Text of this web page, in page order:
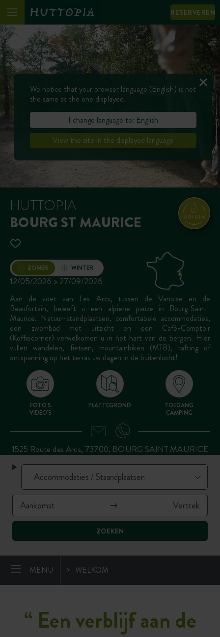
RESERVEREN
ZOEKEN
HUTTOPIA
BOURG ST MAURICE
Opening
12/05/2026 > 27/09/2026
WINTER
ZOMER
Aan de voet van Les Arcs, tussen de Vanoise en de
Beaufortain, beleeft u een alpiene pauze in Bourg-Saint-
Maurice. Natuur-standplaatsen, comfortabele accommodaties,
een zwembad met uitzicht en een Café-Comptoir
(Koffiecorner) verwelkomen u in het hart van de bergen. Hier
vullen wandelen, fietsen, mountainbiken (MTB), rafting of
ontspanning op het terras uw dagen in de buitenlucht!
FOTO'S
VIDEO'S
PLATTEGROND
TOEGANG
CAMPING
1525 Route des Arcs, 73700, BOURG SAINT MAURICE
MENU WELKOM
“ Een verblijf aan de
We notice that your browser language (English) is not
the same as the one displayed.
I change language to: English
View the site in the displayed language